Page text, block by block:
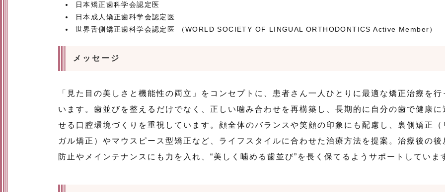
日本矯正歯科学会認定医
日本成人矯正歯科学会認定医
世界舌側矯正歯科学会認定医 （WORLD SOCIETY OF LINGUAL ORTHODONTICS Active Member）
メッセージ
「見た目の美しさと機能性の両立」をコンセプトに、患者さん一人ひとりに最適な矯正治療を行
います。歯並びを整えるだけでなく、正しい噛み合わせを再構築し、長期的に自分の歯で健康に
せる口腔環境づくりを重視しています。顔全体のバランスや笑顔の印象にも配慮し、裏側矯正（
ガル矯正）やマウスピース型矯正など、ライフスタイルに合わせた治療方法を提案。治療後の後
防止やメインテナンスにも力を入れ、“美しく噛める歯並び”を長く保てるようサポートしていま